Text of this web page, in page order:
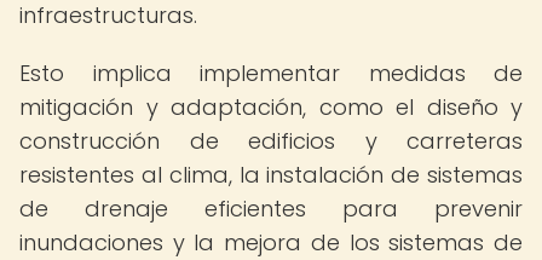
infraestructuras.
Esto implica implementar medidas de
mitigación y adaptación, como el diseño y
construcción de edificios y carreteras
resistentes al clima, la instalación de sistemas
de drenaje eficientes para prevenir
inundaciones y la mejora de los sistemas de